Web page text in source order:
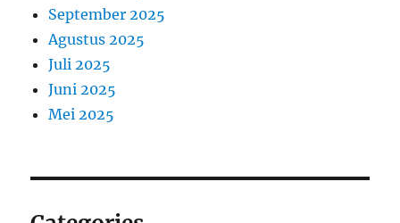
September 2025
Agustus 2025
Juli 2025
Juni 2025
Mei 2025